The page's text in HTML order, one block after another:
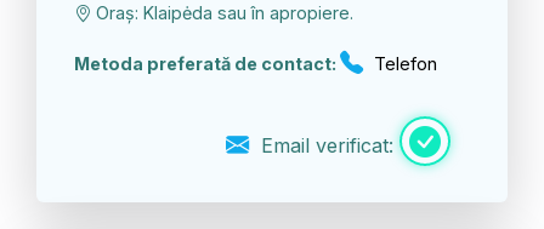
Oraș: Klaipėda sau în apropiere.
Metoda preferată de contact: Telefon
Email verificat: